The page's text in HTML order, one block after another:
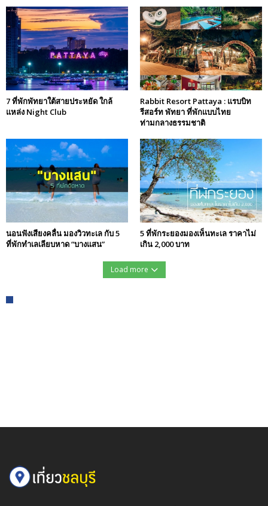
7 ที่พักพัทยาใต้สายประหยัด ใกล้
แหล่ง Night Club
Rabbit Resort Pattaya : แรบบิท
รีสอร์ท พัทยา ที่พักแบบไทย
ท่ามกลางธรรมชาติ
นอนฟังเสียงคลื่น มองวิวทะเล กับ 5
ที่พักทำเลเลียบหาด “บางแสน”
5 ที่พักระยองมองเห็นทะเล ราคาไม่
เกิน 2,000 บาท
Load more